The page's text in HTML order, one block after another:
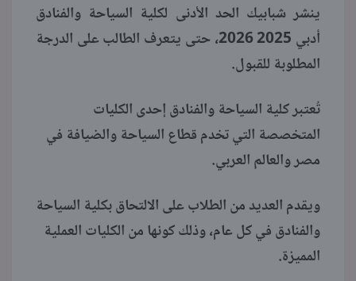
فنجان قهوة
ملفات
ينشر شبابيك الحد الأدنى لكلية السياحة والفنادق
أدبي 2025 2026، حتى يتعرف الطالب على الدرجة
المطلوبة للقبول.
تُعتبر كلية السياحة والفنادق إحدى الكليات
المتخصصة التي تخدم قطاع السياحة والضيافة في
مصر والعالم العربي.
ويقدم العديد من الطلاب على الالتحاق بكلية السياحة
والفنادق في كل عام، وذلك كونها من الكليات العملية
المميزة.